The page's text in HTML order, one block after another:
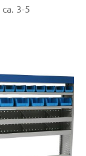
ca. 3-5